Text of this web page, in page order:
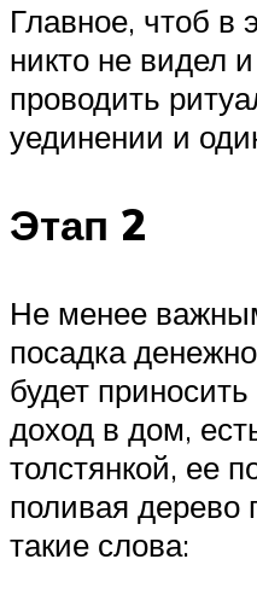
Главное, чтоб в
никто не видел
проводить
уединении и
Этап 2
Не менее
посадка
будет
доход в дом,
толстянкой, ее
поливая дерево
такие слова: